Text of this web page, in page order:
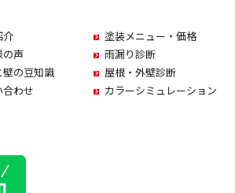
介
声
壁の豆知識
わせ
塗装メニュー・価格
雨漏り診断
屋根・外壁診断
カラーシミュレーション